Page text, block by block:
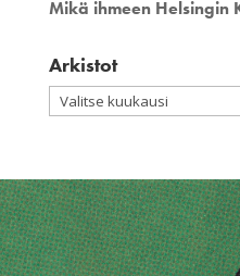
Mikä ihmeen Helsingin
Arkistot
Arkistot